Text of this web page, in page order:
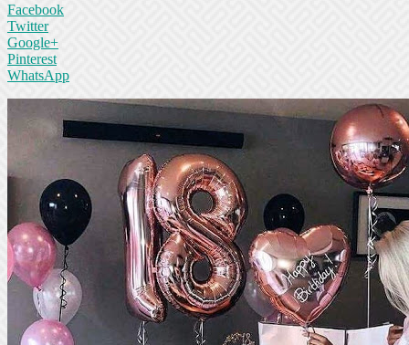
Facebook
Twitter
Google+
Pinterest
WhatsApp